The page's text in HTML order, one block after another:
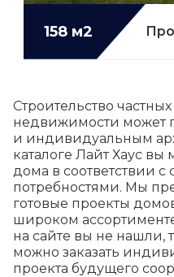
158 м2
Строительство
недвижимости может
и индивидуальным
каталоге Лайт Хаус вы
дома в соответствии
потребностями. Мы
готовые проекты
широком
на сайте вы не нашли,
можно заказать
проекта будущего